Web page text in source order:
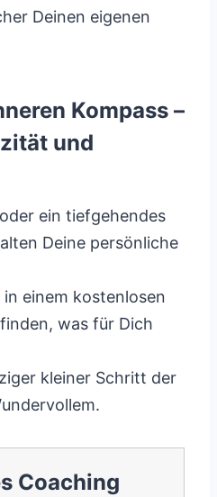
Deinen eigenen
Kompass –
und
ein tiefgehendes
Deine persönliche
in einem kostenlosen
was für Dich
kleiner Schritt der
Coaching